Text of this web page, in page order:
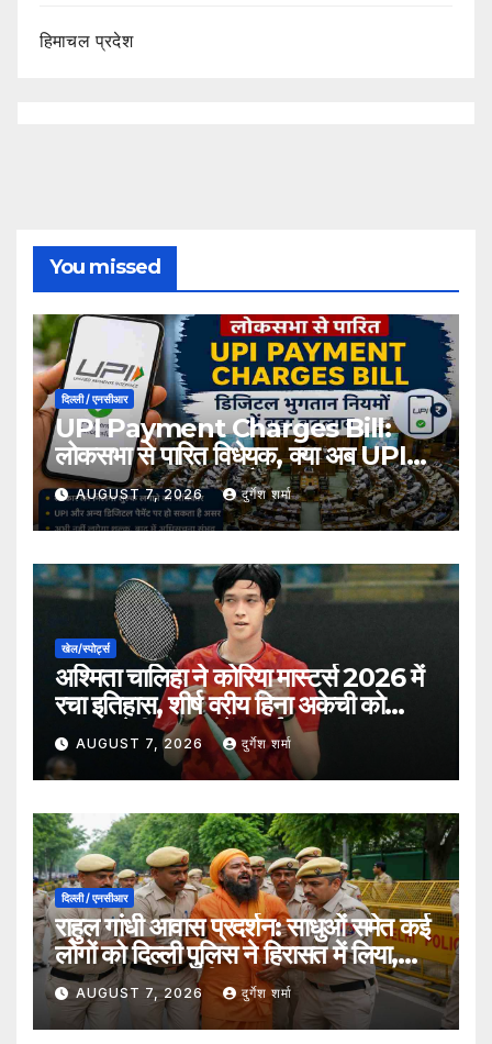
हिमाचल प्रदेश
You missed
दिल्ली / एनसीआर
UPI Payment Charges Bill:
लोकसभा से पारित विधेयक, क्या अब UPI
भुगतान पर लग सकता है शुल्क?
AUGUST 7, 2026 दुर्गेश शर्मा
खेल/स्पोर्ट्स
अश्मिता चालिहा ने कोरिया मास्टर्स 2026 में
रचा इतिहास, शीर्ष वरीय हिना अकेची को
हराकर सेमीफाइनल में बनाई जगह
AUGUST 7, 2026 दुर्गेश शर्मा
दिल्ली / एनसीआर
राहुल गांधी आवास प्रदर्शन: साधुओं समेत कई
लोगों को दिल्ली पुलिस ने हिरासत में लिया,
सुरक्षा व्यवस्था कड़ी
AUGUST 7, 2026 दुर्गेश शर्मा